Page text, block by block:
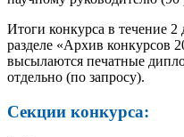
Итоги конкурса в течение
разделе «Архив конкурсов
высылаются печатные
отдельно (по запросу).
Секции конкурса: